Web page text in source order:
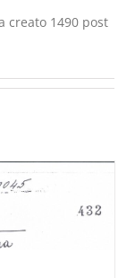
creato 1490 post